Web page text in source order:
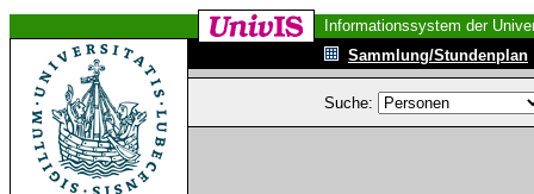
Informationssystem der
Sammlung/Stundenplan
Suche: